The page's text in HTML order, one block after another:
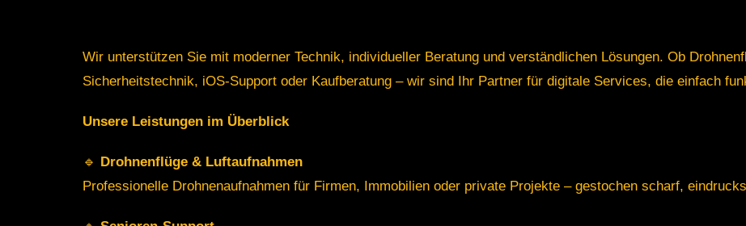
Wir unterstützen Sie mit moderner Technik, individueller Beratung und verständlichen Lösungen. Ob
Sicherheitstechnik, iOS-Support oder Kaufberatung – wir sind Ihr Partner für digitale Services, die einfach
Unsere Leistungen im Überblick
🔹 Drohnenflüge & Luftaufnahmen
Professionelle Drohnenaufnahmen für Firmen, Immobilien oder private Projekte – gestochen scharf,